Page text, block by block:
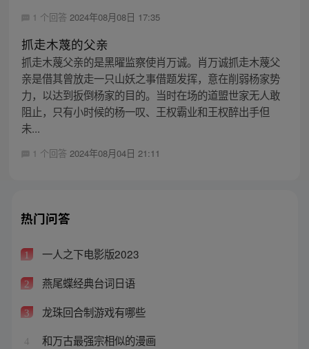
1 个回答 2024年08月08日 17:35
抓走木蔑的父亲
抓走木蔑父亲的是黑曜监察使肖万诚。肖万诚抓走木蔑父
亲是借其曾放走一只山妖之事借题发挥，意在削弱杨家势
力，以达到扳倒杨家的目的。当时在场的道盟世家无人敢
阻止，只有小时候的杨一叹、王权霸业和王权醉出手但
未...
1 个回答 2024年08月04日 21:11
热门问答
1 一人之下电影版2023
2 燕尾蝶经典台词日语
3 龙珠回合制游戏有哪些
4 和万古最强宗相似的漫画